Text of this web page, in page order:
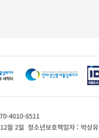
4010-8511
월 2일 청소년보호책임자 : 박상유